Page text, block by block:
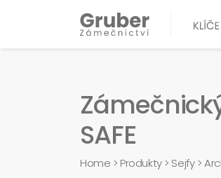
SAFE
Home > Produkty> Sejfy>